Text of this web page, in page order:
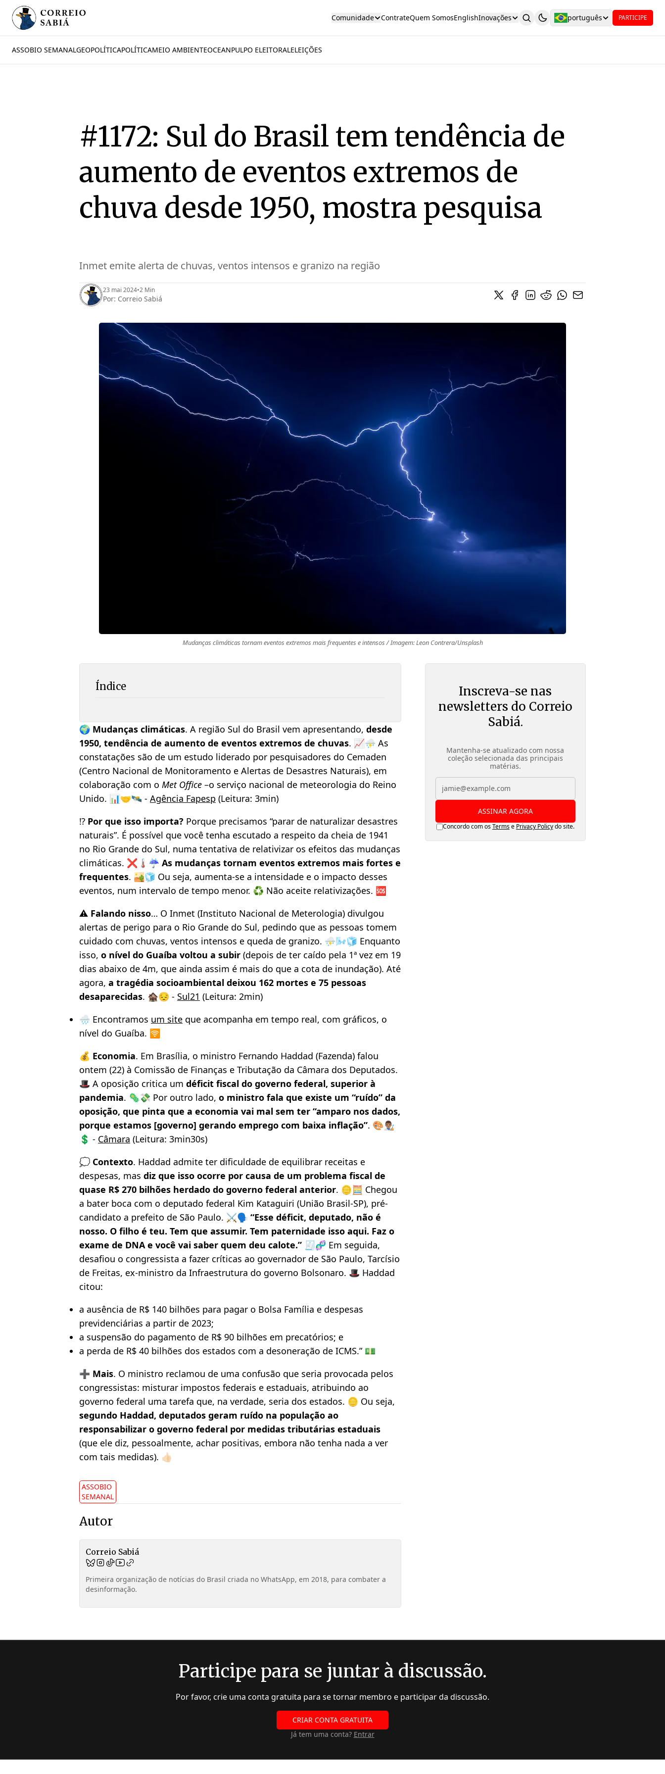
Comunidade ContrateQuem SomosEnglishInovações português PARTICIPE
ASSOBIO SEMANALGEOPOLÍTICAPOLÍTICAMEIO AMBIENTEOCEANPULPO ELEITORALELEIÇÕES
#1172: Sul do Brasil tem tendência de
aumento de eventos extremos de
chuva desde 1950, mostra pesquisa
Inmet emite alerta de chuvas, ventos intensos e granizo na região
23 mai 2024•2 Min
Por: Correio Sabiá
Mudanças climáticas tornam eventos extremos mais frequentes e intensos / Imagem: Leon Contrera/Unsplash
Índice
🌍 Mudanças climáticas. A região Sul do Brasil vem apresentando, desde
1950, tendência de aumento de eventos extremos de chuvas. 📈⛈️ As
constatações são de um estudo liderado por pesquisadores do Cemaden
(Centro Nacional de Monitoramento e Alertas de Desastres Naturais), em
colaboração com o Met Office –o serviço nacional de meteorologia do Reino
Unido. 📊🤝🛰️ - Agência Fapesp (Leitura: 3min)
⁉️ Por que isso importa? Porque precisamos “parar de naturalizar desastres
naturais”. É possível que você tenha escutado a respeito da cheia de 1941
no Rio Grande do Sul, numa tentativa de relativizar os efeitos das mudanças
climáticas. ❌🌡️☔️ As mudanças tornam eventos extremos mais fortes e
frequentes. 🏜️🧊 Ou seja, aumenta-se a intensidade e o impacto desses
eventos, num intervalo de tempo menor. ♻️ Não aceite relativizações. 🆘
⚠️ Falando nisso… O Inmet (Instituto Nacional de Meterologia) divulgou
alertas de perigo para o Rio Grande do Sul, pedindo que as pessoas tomem
cuidado com chuvas, ventos intensos e queda de granizo. ⛈️🌬️🧊 Enquanto
isso, o nível do Guaíba voltou a subir (depois de ter caído pela 1ª vez em 19
dias abaixo de 4m, que ainda assim é mais do que a cota de inundação). Até
agora, a tragédia socioambiental deixou 162 mortes e 75 pessoas
desaparecidas. 🏚️😔 - Sul21 (Leitura: 2min)
🌧️ Encontramos um site que acompanha em tempo real, com gráficos, o
nível do Guaíba. 🛜
💰 Economia. Em Brasília, o ministro Fernando Haddad (Fazenda) falou
ontem (22) à Comissão de Finanças e Tributação da Câmara dos Deputados.
🎩 A oposição critica um déficit fiscal do governo federal, superior à
pandemia. 🦠💸 Por outro lado, o ministro fala que existe um “ruído” da
oposição, que pinta que a economia vai mal sem ter “amparo nos dados,
porque estamos [governo] gerando emprego com baixa inflação”. 🎨👨🏽‍🎨
💲 - Câmara (Leitura: 3min30s)
💭 Contexto. Haddad admite ter dificuldade de equilibrar receitas e
despesas, mas diz que isso ocorre por causa de um problema fiscal de
quase R$ 270 bilhões herdado do governo federal anterior. 🪙🧮 Chegou
a bater boca com o deputado federal Kim Kataguiri (União Brasil-SP), pré-
candidato a prefeito de São Paulo. ⚔️🗣️ “Esse déficit, deputado, não é
nosso. O filho é teu. Tem que assumir. Tem paternidade isso aqui. Faz o
exame de DNA e você vai saber quem deu calote.” 🧾🧬 Em seguida,
desafiou o congressista a fazer críticas ao governador de São Paulo, Tarcísio
de Freitas, ex-ministro da Infraestrutura do governo Bolsonaro. 🎩 Haddad
citou:
a ausência de R$ 140 bilhões para pagar o Bolsa Família e despesas
previdenciárias a partir de 2023;
a suspensão do pagamento de R$ 90 bilhões em precatórios; e
a perda de R$ 40 bilhões dos estados com a desoneração de ICMS.” 💵
➕ Mais. O ministro reclamou de uma confusão que seria provocada pelos
congressistas: misturar impostos federais e estaduais, atribuindo ao
governo federal uma tarefa que, na verdade, seria dos estados. 🪙 Ou seja,
segundo Haddad, deputados geram ruído na população ao
responsabilizar o governo federal por medidas tributárias estaduais
(que ele diz, pessoalmente, achar positivas, embora não tenha nada a ver
com tais medidas). 👍🏻
ASSOBIO
SEMANAL
Autor
Correio Sabiá
Primeira organização de notícias do Brasil criada no WhatsApp, em 2018, para combater a
desinformação.
Inscreva-se nas
newsletters do Correio
Sabiá.
Mantenha-se atualizado com nossa
coleção selecionada das principais
matérias.
ASSINAR AGORA
Concordo com osTermse Privacy Policydo site.
Participe para se juntar à discussão.
Por favor, crie uma conta gratuita para se tornar membro e participar da discussão.
CRIAR CONTA GRATUITA
Já tem uma conta? Entrar